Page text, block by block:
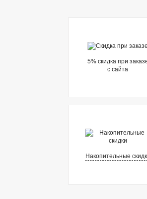
5% cкидка при
с сайта
Накопительные